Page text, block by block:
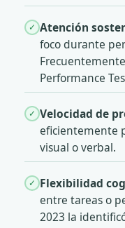
✓ Atención
foco durante
Performance
✓ Velocidad de
eficientemente
visual o verbal.
✓ Flexibilidad
entre tareas o
2023 la